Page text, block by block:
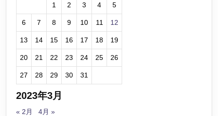
2023年3月
1 2 3 4 5
6 7 8 9 10 11 12
13 14 15 16 17 18 19
20 21 22 23 24 25 26
27 28 29 30 31
« 2月 4月 »